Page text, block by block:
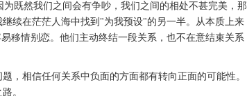
既然我们之间会有争吵，我们之间的相处不甚完美，那
续在茫茫人海中找到"为我预设"的另一半。从本质上来
移情别恋。他们主动终结一段关系，也不在意结束关系
，相信任何关系中负面的方面都有转向正面的可能性。
。